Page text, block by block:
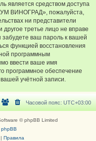
является средством доступа
ВИНОГРАД», пожалуйста,
ни представители
третье лицо не вправе
ваш пароль к вашей
функцией восстановления
программным
ввести ваше имя
программное обеспечение
учётной записи.
Часовой пояс: UTC+03:00
© phpBB Limited
phpBB
Правила